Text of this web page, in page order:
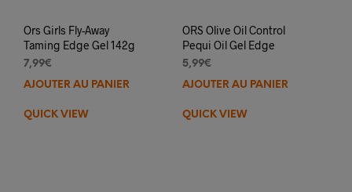
Ors Girls Fly-Away
Taming Edge Gel 142g
7,99€
AJOUTER AU PANIER
QUICK VIEW
ORS Olive Oil Control
Pequi Oil Gel Edge
5,99€
AJOUTER AU PANIER
QUICK VIEW